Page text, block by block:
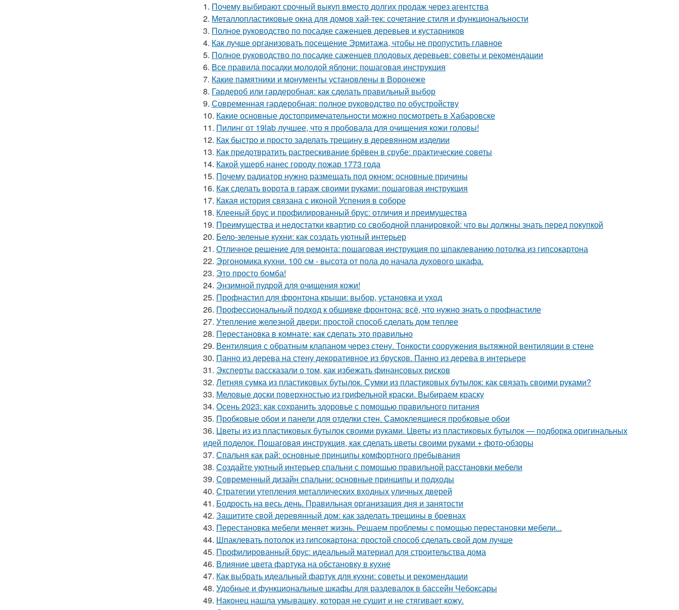
1. Почему выбирают срочный выкуп вместо долгих продаж через агентства
2. Металлопластиковые окна для домов хай-тек: сочетание стиля и функциональности
3. Полное руководство по посадке саженцев деревьев и кустарников
4. Как лучше организовать посещение Эрмитажа, чтобы не пропустить главное
5. Полное руководство по посадке саженцев плодовых деревьев: советы и рекомендации
6. Все правила посадки молодой яблони: пошаговая инструкция
7. Какие памятники и монументы установлены в Воронеже
8. Гардероб или гардеробная: как сделать правильный выбор
9. Современная гардеробная: полное руководство по обустройству
10. Какие основные достопримечательности можно посмотреть в Хабаровске
11. Пилинг от 19lab лучшее, что я пробовала для очищения кожи головы!
12. Как быстро и просто заделать трещину в деревянном изделии
13. Как предотвратить растрескивание брёвен в срубе: практические советы
14. Какой ущерб нанес городу пожар 1773 года
15. Почему радиатор нужно размещать под окном: основные причины
16. Как сделать ворота в гараж своими руками: пошаговая инструкция
17. Какая история связана с иконой Успения в соборе
18. Клееный брус и профилированный брус: отличия и преимущества
19. Преимущества и недостатки квартир со свободной планировкой: что вы должны знать перед покупкой
20. Бело-зеленые кухни: как создать уютный интерьер
21. Отличное решение для ремонта: пошаговая инструкция по шпаклеванию потолка из гипсокартона
22. Эргономика кухни. 100 см - высота от пола до начала духового шкафа.
23. Это просто бомба!
24. Энзимной пудрой для очищения кожи!
25. Профнастил для фронтона крыши: выбор, установка и уход
26. Профессиональный подход к обшивке фронтона: всё, что нужно знать о профнастиле
27. Утепление железной двери: простой способ сделать дом теплее
28. Перестановка в комнате: как сделать это правильно
29. Вентиляция с обратным клапаном через стену. Тонкости сооружения вытяжной вентиляции в стене
30. Панно из дерева на стену декоративное из брусков. Панно из дерева в интерьере
31. Эксперты рассказали о том, как избежать финансовых рисков
32. Летняя сумка из пластиковых бутылок. Сумки из пластиковых бутылок: как связать своими руками?
33. Меловые доски поверхностью из грифельной краски. Выбираем краску
34. Осень 2023: как сохранить здоровье с помощью правильного питания
35. Пробковые обои и панели для отделки стен. Самоклеящиеся пробковые обои
36. Цветы из из пластиковых бутылок своими руками. Цветы из пластиковых бутылок — подборка оригинальных
идей поделок. Пошаговая инструкция, как сделать цветы своими руками + фото-обзоры
37. Спальня как рай: основные принципы комфортного пребывания
38. Создайте уютный интерьер спальни с помощью правильной расстановки мебели
39. Современный дизайн спальни: основные принципы и подходы
40. Стратегии утепления металлических входных уличных дверей
41. Бодрость на весь день. Правильная организация дня и занятости
42. Защитите свой деревянный дом: как заделать трещины в бревнах
43. Перестановка мебели меняет жизнь. Решаем проблемы с помощью перестановки мебели...
44. Шпаклевать потолок из гипсокартона: простой способ сделать свой дом лучше
45. Профилированный брус: идеальный материал для строительства дома
46. Влияние цвета фартука на обстановку в кухне
47. Как выбрать идеальный фартук для кухни: советы и рекомендации
48. Удобные и функциональные шкафы для раздевалок в бассейн Чебоксары
49. Наконец нашла умывашку, которая не сушит и не стягивает кожу.